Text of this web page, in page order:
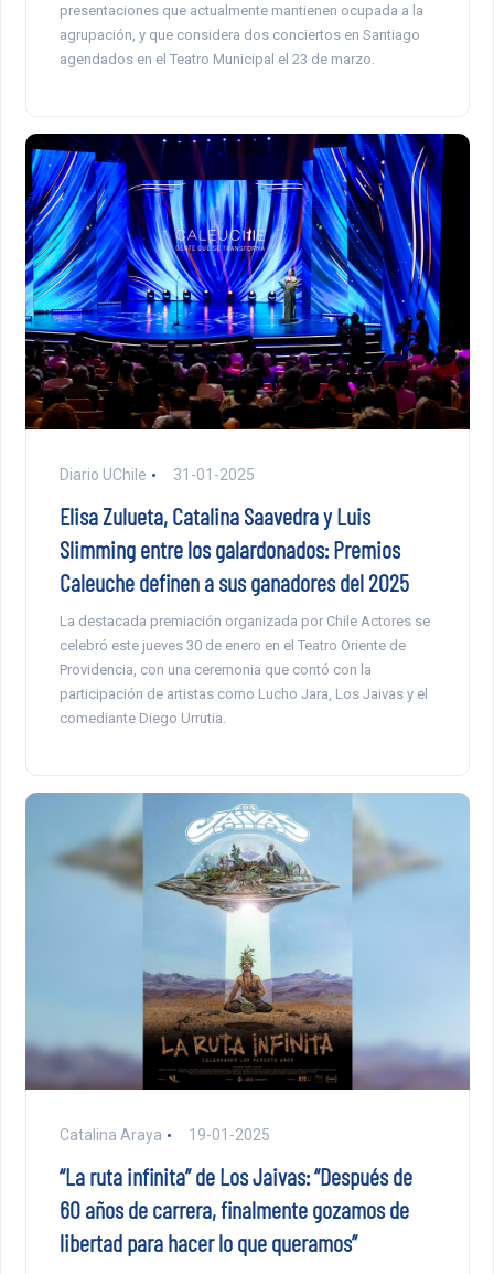
presentaciones que actualmente mantienen ocupada a la
agrupación, y que considera dos conciertos en Santiago
agendados en el Teatro Municipal el 23 de marzo.
Diario UChile 31-01-2025
Elisa Zulueta, Catalina Saavedra y Luis
Slimming entre los galardonados: Premios
Caleuche definen a sus ganadores del 2025
La destacada premiación organizada por Chile Actores se
celebró este jueves 30 de enero en el Teatro Oriente de
Providencia, con una ceremonia que contó con la
participación de artistas como Lucho Jara, Los Jaivas y el
comediante Diego Urrutia.
Catalina Araya 19-01-2025
“La ruta infinita” de Los Jaivas: “Después de
60 años de carrera, finalmente gozamos de
libertad para hacer lo que queramos”